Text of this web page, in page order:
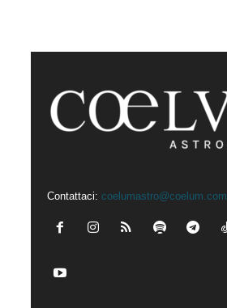
Contattaci: coelumastro@coelum.com